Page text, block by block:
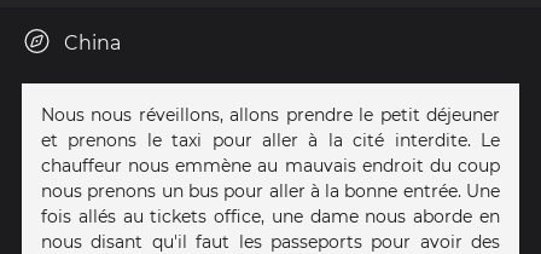
China
Nous nous réveillons, allons prendre le petit déjeuner
et prenons le taxi pour aller à la cité interdite. Le
chauffeur nous emmène au mauvais endroit du coup
nous prenons un bus pour aller à la bonne entrée. Une
fois allés au tickets office, une dame nous aborde en
nous disant qu'il faut les passeports pour avoir des